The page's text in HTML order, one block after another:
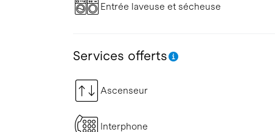
Entrée laveuse et sécheuse
Services offerts
Ascenseur
Interphone